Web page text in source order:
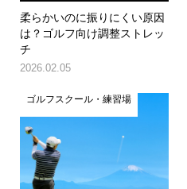
柔らかいのに振りにくい原因
は？ゴルフ向け調整ストレッ
チ
2026.02.05
ゴルフスクール・練習場